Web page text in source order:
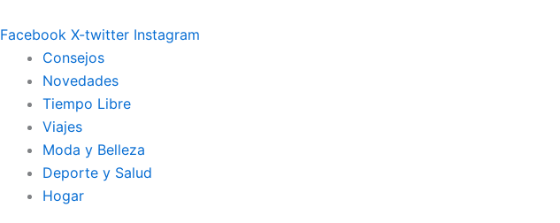
al
contenido
Facebook X-twitter Instagram
Consejos
Novedades
Tiempo Libre
Viajes
Moda y Belleza
Deporte y Salud
Hogar